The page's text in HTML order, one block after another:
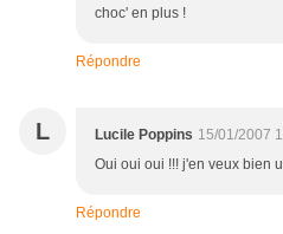
choc' en plus !
Répondre
L Lucile Poppins 15/01/2007
Oui oui oui !!! j'en veux bien
Répondre